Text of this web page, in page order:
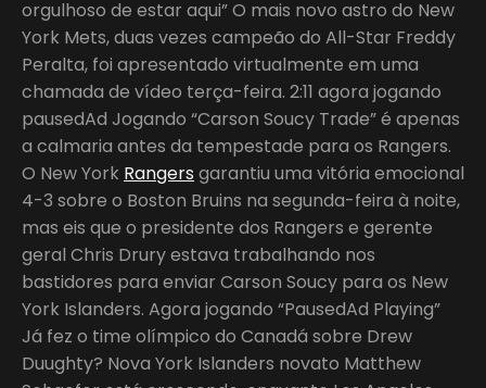
orgulhoso de estar aqui” O mais novo astro do New
York Mets, duas vezes campeão do All-Star Freddy
Peralta, foi apresentado virtualmente em uma
chamada de vídeo terça-feira. 2:11 agora jogando
pausedAd Jogando “Carson Soucy Trade” é apenas
a calmaria antes da tempestade para os Rangers.
O New York Rangers garantiu uma vitória emocional
4-3 sobre o Boston Bruins na segunda-feira à noite,
mas eis que o presidente dos Rangers e gerente
geral Chris Drury estava trabalhando nos
bastidores para enviar Carson Soucy para os New
York Islanders. Agora jogando “PausedAd Playing”
Já fez o time olímpico do Canadá sobre Drew
Duughty? Nova York Islanders novato Matthew